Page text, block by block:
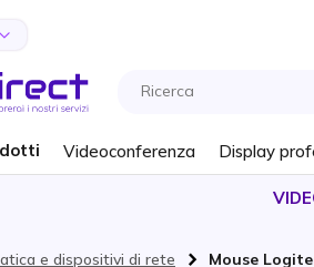
Videoconferenza Display
e dispositivi di rete Mouse